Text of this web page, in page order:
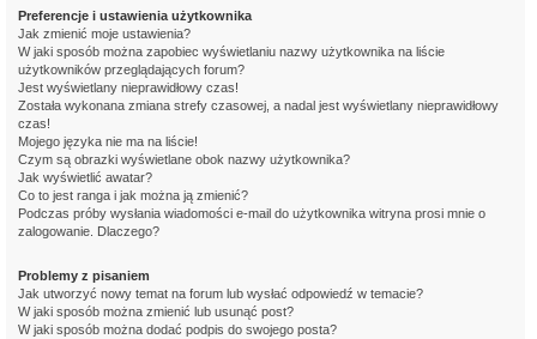
Preferencje i ustawienia użytkownika
Jak zmienić moje ustawienia?
W jaki sposób można zapobiec wyświetlaniu nazwy użytkownika na liście
użytkowników przeglądających forum?
Jest wyświetlany nieprawidłowy czas!
Została wykonana zmiana strefy czasowej, a nadal jest wyświetlany nieprawidłowy
czas!
Mojego języka nie ma na liście!
Czym są obrazki wyświetlane obok nazwy użytkownika?
Jak wyświetlić awatar?
Co to jest ranga i jak można ją zmienić?
Podczas próby wysłania wiadomości e-mail do użytkownika witryna prosi mnie o
zalogowanie. Dlaczego?
Problemy z pisaniem
Jak utworzyć nowy temat na forum lub wysłać odpowiedź w temacie?
W jaki sposób można zmienić lub usunąć post?
W jaki sposób można dodać podpis do swojego posta?